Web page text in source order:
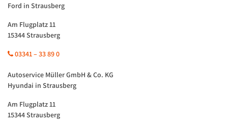
Ford in Strausberg
Am Flugplatz 11
15344 Strausberg
03341 – 33 89 0
Autoservice Müller GmbH & Co. KG
Hyundai in Strausberg
Am Flugplatz 11
15344 Strausberg